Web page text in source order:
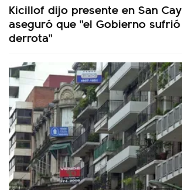
Kicillof dijo presente en San
aseguró que "el Gobierno
derrota"